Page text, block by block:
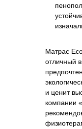
Матрас
отличный
и ценит
компании